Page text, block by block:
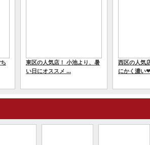
東区の人気店！ 小池より、暑
い日にオススメ ...
西区の人気
にかく濃い